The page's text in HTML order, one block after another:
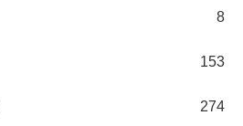
8
153
274